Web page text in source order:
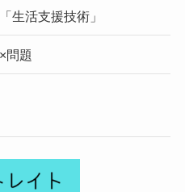
生活支援技術」
問題